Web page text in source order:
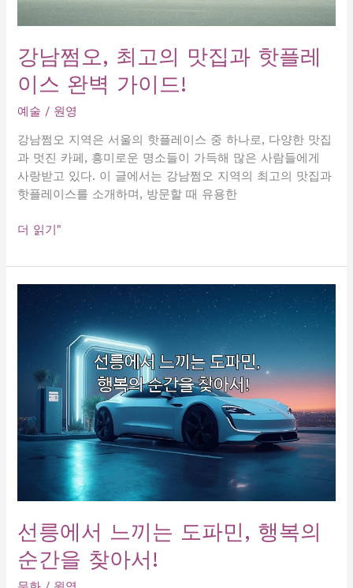
매
을
찾
서
강남쩜오, 최고의 맛집과 핫플레
이스 완벽 가이드!
예술 / 원영
강남쩜오 지역은 서울의 핫플레이스 중 하나로, 다양한 맛집
과 멋진 카페, 흥미로운 명소들이 가득해 많은 사람들에게
사랑받고 있다. 이 글에서는 강남쩜오 지역의 최고의 맛집과
핫플레이스를 소개하며, 방문할 때 유용한
강
쩜
오,
플
완
가
이
드!
더 읽기"
선릉에서 느끼는 도파민, 행복의
순간을 찾아서!